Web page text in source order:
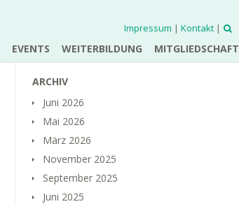
Impressum | Kontakt |
EVENTS WEITERBILDUNG MITGLIEDSCHAFT
ARCHIV
Juni 2026
Mai 2026
März 2026
November 2025
September 2025
Juni 2025